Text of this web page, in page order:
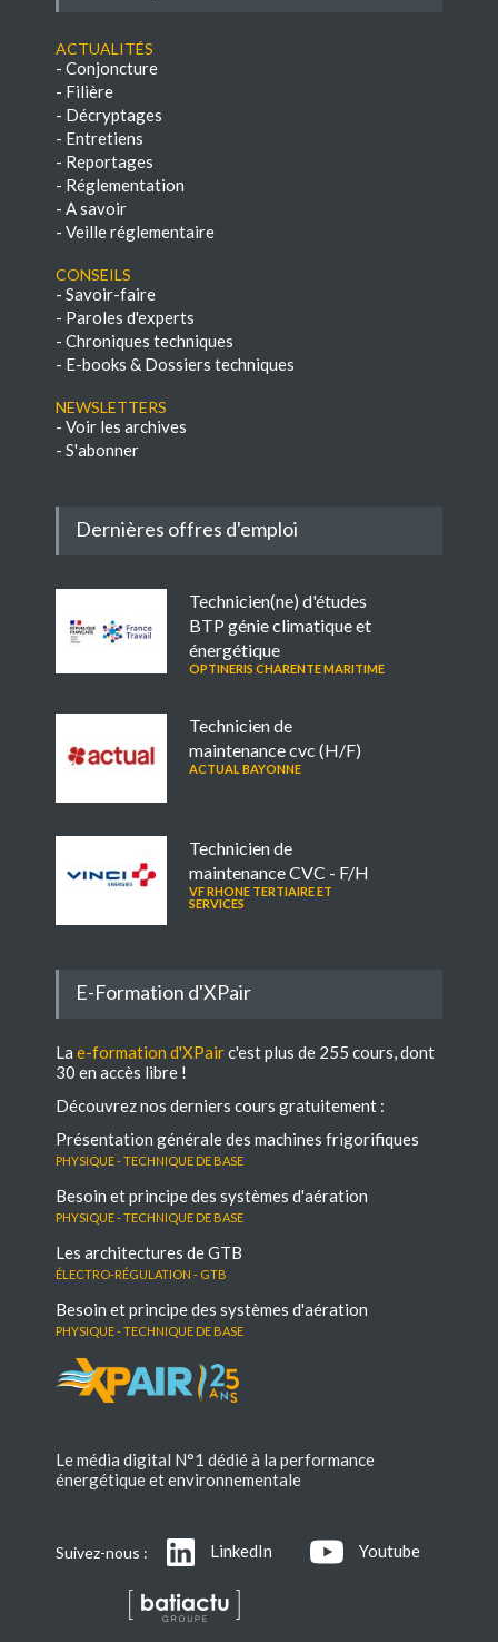
Actualités
- Conjoncture
- Filière
- Décryptages
- Entretiens
- Reportages
- Réglementation
- A savoir
- Veille réglementaire
Conseils
- Savoir-faire
- Paroles d'experts
- Chroniques techniques
- E-books & Dossiers techniques
NEWSLETTERS
- Voir les archives
- S'abonner
Dernières offres d'emploi
Technicien(ne) d'études
BTP génie climatique et
énergétique
OPTINERIS CHARENTE MARITIME
Technicien de
maintenance cvc (H/F)
ACTUAL BAYONNE
Technicien de
maintenance CVC - F/H
VF RHONE TERTIAIRE ET
SERVICES
E-Formation d'XPair
La e-formation d'XPairc'est plus de 255 cours, dont
30 en accès libre !
Découvrez nos derniers cours gratuitement :
Présentation générale des machines frigorifiques
Physique - Technique de base
Besoin et principe des systèmes d'aération
Physique - Technique de base
Les architectures de GTB
électro-régulation - GTB
Besoin et principe des systèmes d'aération
Physique - Technique de base
Le média digital N°1 dédié à la performance
énergétique et environnementale
Suivez-nous : LinkedIn Youtube